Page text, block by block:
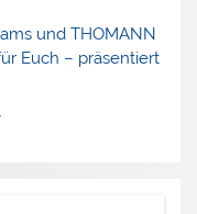
und THOMANN
Euch – präsentiert